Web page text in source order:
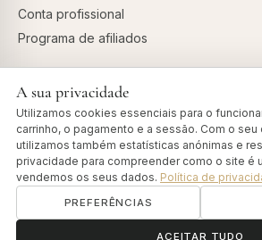
Conta profissional
Programa de afiliados
PAGAMENTOS
A sua privacidade
Utilizamos cookies essenciais para o
carrinho, o pagamento e a sessão. Com o
utilizamos também estatísticas anónimas e
privacidade para compreender como o site é
vendemos os seus dados. Política de
PREFERÊNCIAS
ACEITAR TUDO